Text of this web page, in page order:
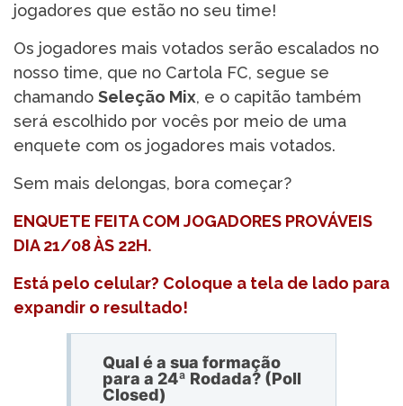
jogadores que estão no seu time!
Os jogadores mais votados serão escalados no
nosso time, que no Cartola FC, segue se
chamando Seleção Mix, e o capitão também
será escolhido por vocês por meio de uma
enquete com os jogadores mais votados.
Sem mais delongas, bora começar?
ENQUETE FEITA COM JOGADORES PROVÁVEIS
DIA 21/08 ÀS 22H.
Está pelo celular? Coloque a tela de lado para
expandir o resultado!
Qual é a sua formação
para a 24ª Rodada? (Poll
Closed)